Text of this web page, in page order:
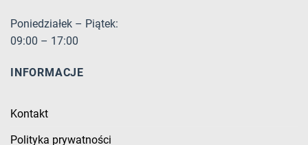
Poniedziałek – Piątek:
09:00 – 17:00
INFORMACJE
Kontakt
Polityka prywatności